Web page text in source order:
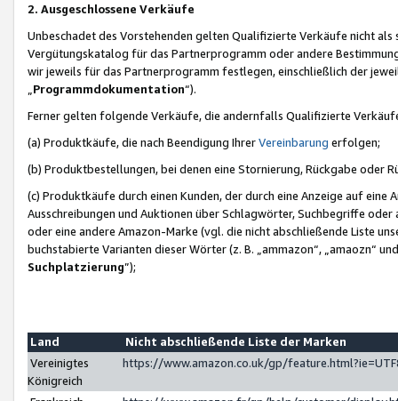
2. Ausgeschlossene Verkäufe
Unbeschadet des Vorstehenden gelten Qualifizierte Verkäufe nicht
Vergütungskatalog für das Partnerprogramm oder andere
wir jeweils für das Partnerprogramm festlegen, einschließlich der
Programmdokumentation“).
Ferner gelten folgende Verkäufe, die andernfalls Qualifizierte
(a) Produktkäufe, die nach Beendigung IhrerVereinbarung erfolgen;
(b) Produktbestellungen, bei denen eine Stornierung, Rückgabe oder
(c) Produktkäufe durch einen Kunden, der durch eine Anzeige auf
Ausschreibungen und Auktionen über Schlagwörter, Suchbegriffe
oder eine andere Amazon-Marke (vgl. die nicht abschließende Liste
buchstabierte Varianten dieser Wörter (z. B. „ammazon“, „amaozn“
Suchplatzierung”);
Land
Nicht abschließende Liste der Marken
Vereinigtes
Königreich
https://www.amazon.co.uk/gp/